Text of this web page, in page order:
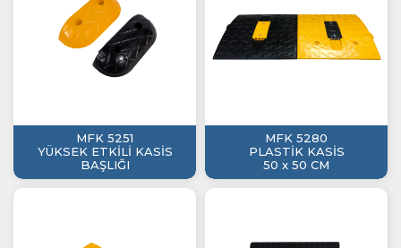
MFK 5251
YÜKSEK ETKİLİ KASİS
BAŞLIĞI
MFK 5280
PLASTİK KASİS
50 x 50 CM